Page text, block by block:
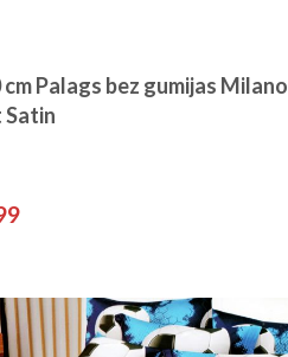
Palags bez gumijas Milano